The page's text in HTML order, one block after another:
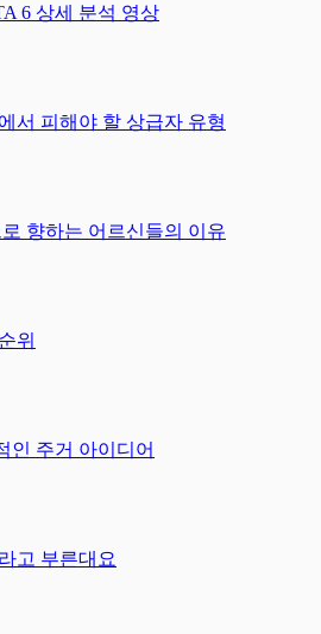
6 상세 분석 영상
서 피해야 할 상급자 유형
향하는 어르신들의 이유
위
인 주거 아이디어
고 부른대요